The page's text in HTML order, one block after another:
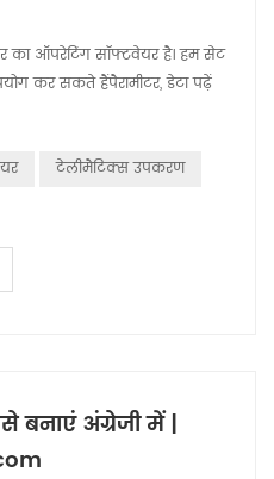
का ऑपरेटिंग सॉफ्टवेयर है। हम सेट
कर सकते हैंपैरामीटर, डेटा पढ़ें
टेलीमैटिक्स उपकरण
बनाएं अंग्रेजी में |